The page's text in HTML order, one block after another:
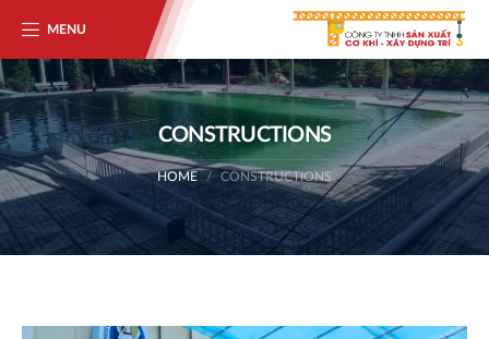
MENU
CONSTRUCTIONS
HOME CONSTRUCTIONS